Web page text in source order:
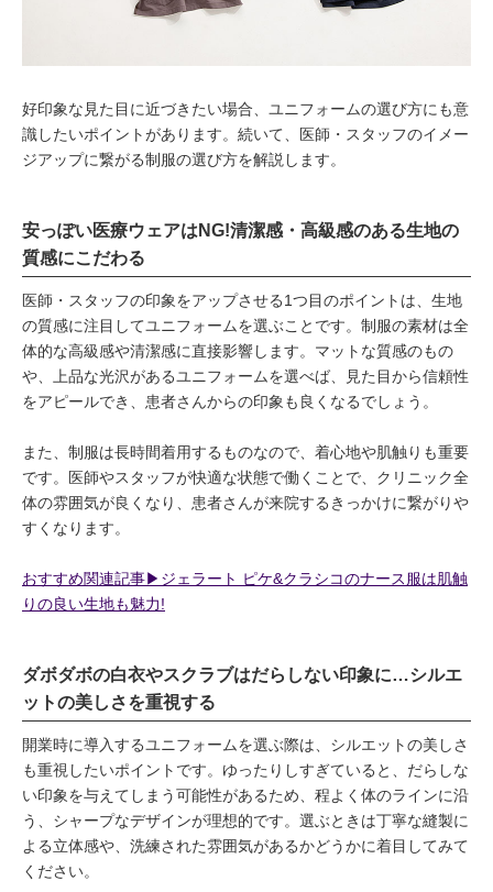
好印象な見た目に近づきたい場合、ユニフォームの選び方にも意
識したいポイントがあります。続いて、医師・スタッフのイメー
ジアップに繋がる制服の選び方を解説します。
安っぽい医療ウェアはNG!清潔感・高級感のある生地の
質感にこだわる
医師・スタッフの印象をアップさせる1つ目のポイントは、生地
の質感に注目してユニフォームを選ぶことです。制服の素材は全
体的な高級感や清潔感に直接影響します。マットな質感のもの
や、上品な光沢があるユニフォームを選べば、見た目から信頼性
をアピールでき、患者さんからの印象も良くなるでしょう。
また、制服は長時間着用するものなので、着心地や肌触りも重要
です。医師やスタッフが快適な状態で働くことで、クリニック全
体の雰囲気が良くなり、患者さんが来院するきっかけに繋がりや
すくなります。
おすすめ関連記事▶︎ジェラート ピケ&クラシコのナース服は肌触
りの良い生地も魅力!
ダボダボの白衣やスクラブはだらしない印象に…シルエ
ットの美しさを重視する
開業時に導入するユニフォームを選ぶ際は、シルエットの美しさ
も重視したいポイントです。ゆったりしすぎていると、だらしな
い印象を与えてしまう可能性があるため、程よく体のラインに沿
う、シャープなデザインが理想的です。選ぶときは丁寧な縫製に
よる立体感や、洗練された雰囲気があるかどうかに着目してみて
ください。